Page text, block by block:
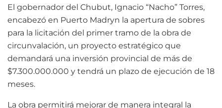
El gobernador del Chubut, Ignacio “Nacho” Torres,
encabezó en Puerto Madryn la apertura de sobres
para la licitación del primer tramo de la obra de
circunvalación, un proyecto estratégico que
demandará una inversión provincial de más de
$7.300.000.000 y tendrá un plazo de ejecución de 18
meses.
La obra permitirá mejorar de manera integral la